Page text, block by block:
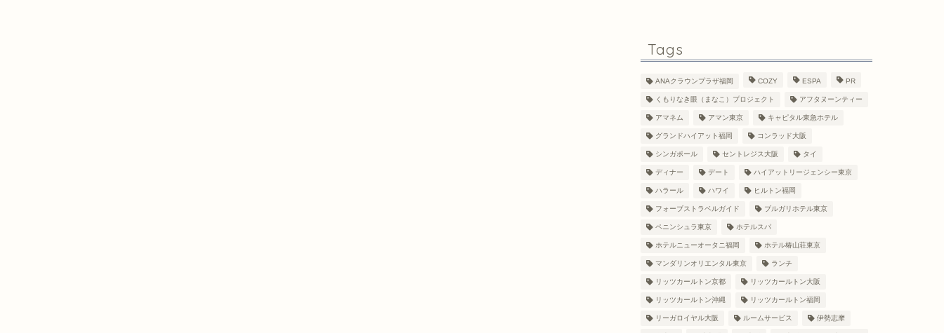
Tags
ANAクラウンプラザ福岡 COZY ESPA PR
くもりなき眼（まなこ）プロジェクト アフタヌーンティー
アマネム アマン東京 キャピタル東急ホテル
グランドハイアット福岡 コンラッド大阪
シンガポール セントレジス大阪 タイ
ディナー デート ハイアットリージェンシー東京
ハラール ハワイ ヒルトン福岡
フォーブストラベルガイド ブルガリホテル東京
ペニンシュラ東京 ホテルスパ
ホテルニューオータニ福岡 ホテル椿山荘東京
マンダリンオリエンタル東京 ランチ
リッツカールトン京都 リッツカールトン大阪
リッツカールトン沖縄 リッツカールトン福岡
リーガロイヤル大阪 ルームサービス 伊勢志摩